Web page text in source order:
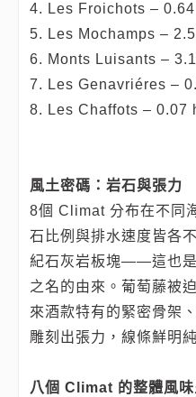
4. Les Froichots –
5. Les Mochamps –
6. Monts Luisants –
7. Les Genavriéres –
8. Les Chaffots – 0.07
風土密碼：岩石與張力
8個 Climat 分布在不同
石比例與排水速度皆各
紀石灰岩板塊——這也是
之名的由來。葡萄藤被
來酒款特有的緊密骨架
雕刻出張力，線條鮮明
八個 Climat 的整體風味